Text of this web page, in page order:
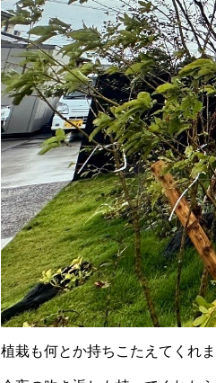
植栽も何とか持ちこたえてくれま